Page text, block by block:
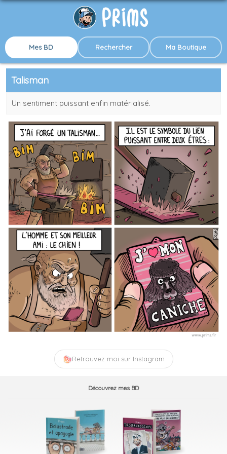
Mes BD Rechercher Ma Boutique
Talisman
Un sentiment puissant enfin matérialisé.
Retrouvez-moi sur Instagram
Découvrez mes BD